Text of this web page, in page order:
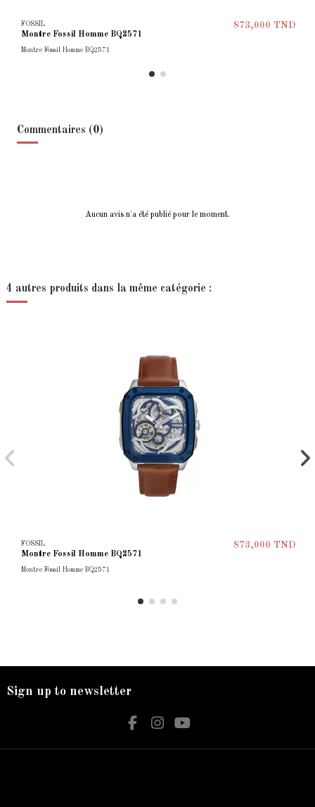
FOSSIL
Montre Fossil Homme BQ2571
873,000 TND
Montre Fossil Homme BQ2571
Commentaires (0)
Aucun avis n'a été publié pour le moment.
4 autres produits dans la même catégorie :
FOSSIL
Montre Fossil Homme BQ2571
873,000 TND
Montre Fossil Homme BQ2571
Sign up to newsletter